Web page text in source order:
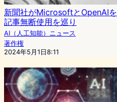
新聞社がMicrosoftとOpenAI
記事無断使用を巡り
AI（人工知能）ニュース
著作権
2024年5月1日8:11